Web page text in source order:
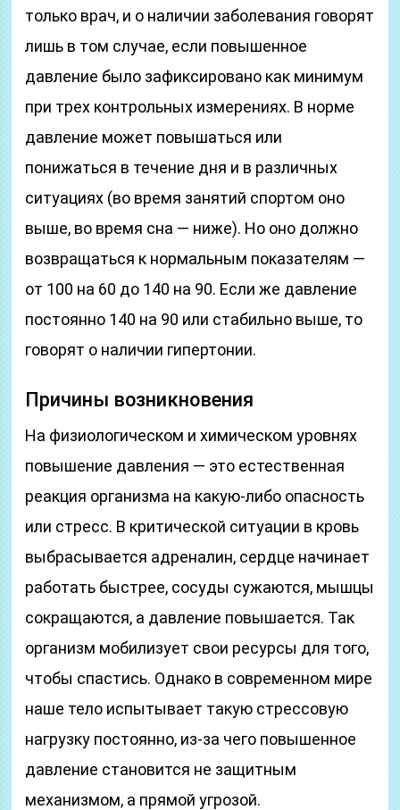
только врач, и о наличии заболевания говорят
лишь в том случае, если повышенное
давление было зафиксировано как минимум
при трех контрольных измерениях. В норме
давление может повышаться или
понижаться в течение дня и в различных
ситуациях (во время занятий спортом оно
выше, во время сна — ниже). Но оно должно
возвращаться к нормальным показателям —
от 100 на 60 до 140 на 90. Если же давление
постоянно 140 на 90 или стабильно выше, то
говорят о наличии гипертонии.
Причины возникновения
На физиологическом и химическом уровнях
повышение давления — это естественная
реакция организма на какую-либо опасность
или стресс. В критической ситуации в кровь
выбрасывается адреналин, сердце начинает
работать быстрее, сосуды сужаются, мышцы
сокращаются, а давление повышается. Так
организм мобилизует свои ресурсы для того,
чтобы спастись. Однако в современном мире
наше тело испытывает такую стрессовую
нагрузку постоянно, из-за чего повышенное
давление становится не защитным
механизмом, а прямой угрозой.